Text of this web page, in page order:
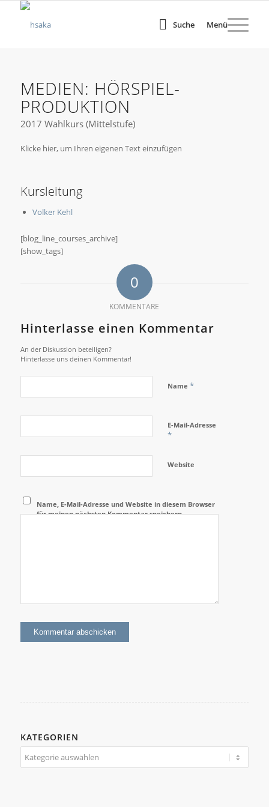
Suche Menü
MEDIEN: HÖRSPIEL-
PRODUKTION
2017 Wahlkurs (Mittelstufe)
Klicke hier, um Ihren eigenen Text einzufügen
Kursleitung
Volker Kehl
[blog_line_courses_archive]
[show_tags]
0
KOMMENTARE
Hinterlasse einen Kommentar
An der Diskussion beteiligen?
Hinterlasse uns deinen Kommentar!
Name *
E-Mail-Adresse
*
Website
Name, E-Mail-Adresse und Website in diesem Browser
für meinen nächsten Kommentar speichern.
KATEGORIEN
Kategorien